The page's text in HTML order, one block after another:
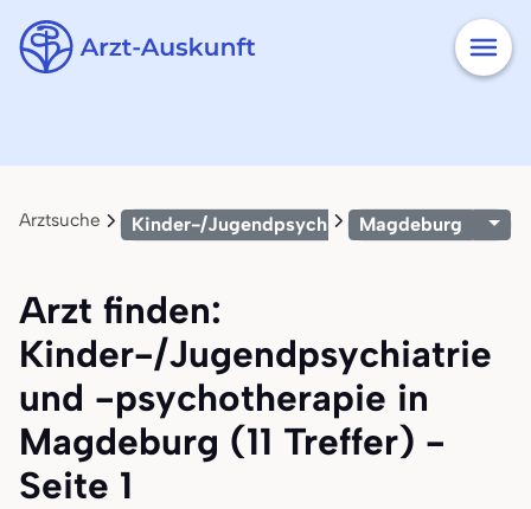
Arztsuche Kinder-/Jugendpsychiatrie und -
Magdeburg
Arzt finden:
Kinder-/Jugendpsychiatrie
und -psychotherapie in
Magdeburg (11 Treffer) -
Seite 1